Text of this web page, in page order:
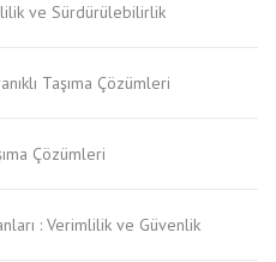
ve Sürdürülebilirlik
Taşıma Çözümleri
Çözümleri
: Verimlilik ve Güvenlik